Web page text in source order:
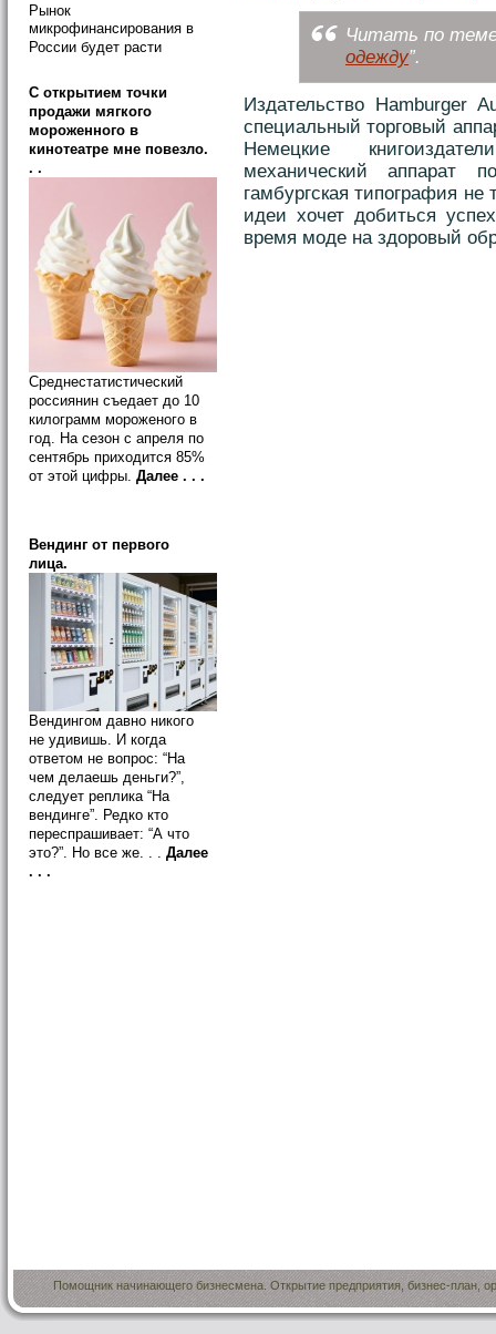
Рынок
микрофинансирования в
России будет расти
C открытием точки
продажи мягкого
мороженного в
кинотеатре мне повезло.
. .
Среднестатистический
россиянин съедает до 10
килограмм мороженого в
год. На сезон с апреля по
сентябрь приходится 85%
от этой цифры. Далее . . .
Вендинг от первого
лица.
Вендингом давно никого
не удивишь. И когда
ответом не вопрос: “На
чем делаешь деньги?”,
следует реплика “На
вендинге”. Редко кто
переспрашивает: “А что
это?”. Но все же. . . Далее
. . .
Читать по
одежду”.
Издательство Hamburger
специальный торговый
Немецкие
механический аппарат
гамбургская типография не
идеи хочет добиться
время моде на здоровый
Помощник начинающего бизнесмена. Открытие предприятия, бизнес-план,